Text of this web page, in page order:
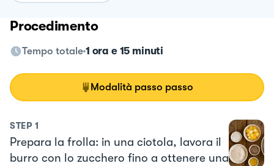
Procedimento
Tempo totale 1 ora e 15 minuti
Modalità passo passo
STEP 1
Prepara la frolla: in una ciotola, lavora il
burro con lo zucchero fino a ottenere una